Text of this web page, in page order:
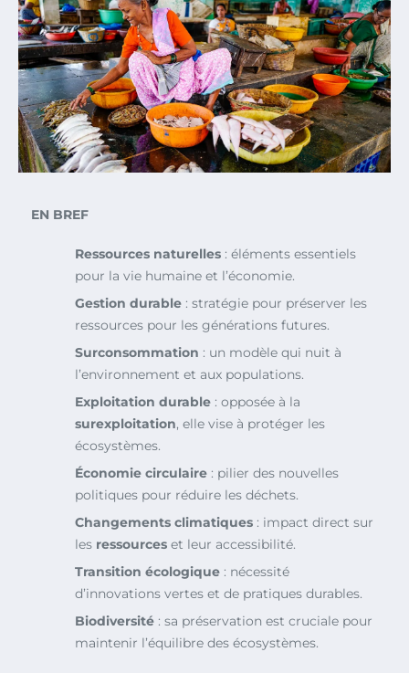
EN BREF
Ressources naturelles : éléments essentiels
pour la vie humaine et l’économie.
Gestion durable : stratégie pour préserver les
ressources pour les générations futures.
Surconsommation : un modèle qui nuit à
l’environnement et aux populations.
Exploitation durable : opposée à la
surexploitation, elle vise à protéger les
écosystèmes.
Économie circulaire : pilier des nouvelles
politiques pour réduire les déchets.
Changements climatiques : impact direct sur
les ressources et leur accessibilité.
Transition écologique : nécessité
d’innovations vertes et de pratiques durables.
Biodiversité : sa préservation est cruciale pour
maintenir l’équilibre des écosystèmes.